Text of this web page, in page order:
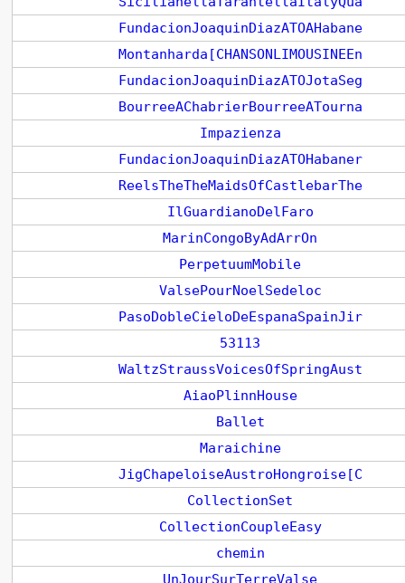
FundacionJoaquinDiazATOAHabane
Montanharda[CHANSONLIMOUSINEEn
FundacionJoaquinDiazATOJotaSeg
BourreeAChabrierBourreeATourna
Impazienza
FundacionJoaquinDiazATOHabaner
ReelsTheTheMaidsOfCastlebarThe
IlGuardianoDelFaro
MarinCongoByAdArrOn
PerpetuumMobile
ValsePourNoelSedeloc
PasoDobleCieloDeEspanaSpainJir
53113
WaltzStraussVoicesOfSpringAust
AiaoPlinnHouse
Ballet
Maraichine
JigChapeloiseAustroHongroise[C
CollectionSet
CollectionCoupleEasy
chemin
UnJourSurTerreValse